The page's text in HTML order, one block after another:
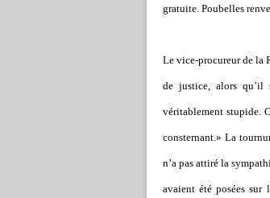
gratuite. Poubelles
Le vice-procureur de la
de justice, alors qu’il
véritablement stupide.
consternant.» La
n’a pas attiré la
avaient été posées